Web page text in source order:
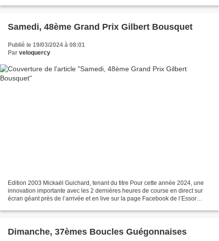
Samedi, 48ème Grand Prix Gilbert Bousquet
Publié le 19/03/2024 à 08:01
Par veloquercy
Edition 2003 Mickaël Guichard, tenant du titre Pour cette année 2024, une
innovation importante avec les 2 dernières heures de course en direct sur
écran géant près de l’arrivée et en live sur la page Facebook de l’Essor
Dimanche, 37èmes Boucles Guégonnaises